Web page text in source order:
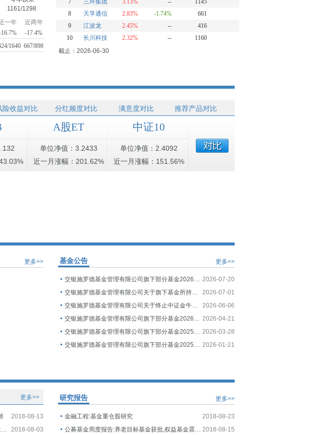
1161/1298
一年
近两年
-17.4%
1640 667/898
7
三环集团 3.13% --
1145
8
天孚通信 2.83% -1.74%
661
9
江波龙 2.45% --
416
10
长川科技 2.32% --
1160
截止：2026-06-30
险收益对比 分红频度对比 满意度对比 推荐产品对比
A股ET
单位净值：3.2433
近一月涨幅：201.62%
中证10
单位净值：2.4092
近一月涨幅：151.56%
更多>> 更多>>
基金公告
2026-07-20
交银施罗德基金管理有限公司旗下部分基金2026年第二季度报告提示性公告
2026-07-01
交银施罗德基金管理有限公司关于旗下基金所持停牌股票估值调整的公告
2026-06-06
交银施罗德基金管理有限公司关于终止中证金牛（北京）基金销售有限公司办理相关销售业务的公告
2026-04-21
交银施罗德基金管理有限公司旗下部分基金2026年第一季度报告提示性公告
2026-03-28
交银施罗德基金管理有限公司旗下部分基金2025年年度报告提示性公告
2026-01-21
交银施罗德基金管理有限公司旗下部分基金2025年第四季度报告提示性公告
更多>>
2018-08-13
2018-08-03
ETP日报:权益下跌活跃分级A普涨,基金再调长生生物估值
更多>>
研究报告
2018-08-23
金融工程:基金重仓股研究
2018-08-15
公募基金周度报告:养老目标基金获批,权益基金震荡反弹